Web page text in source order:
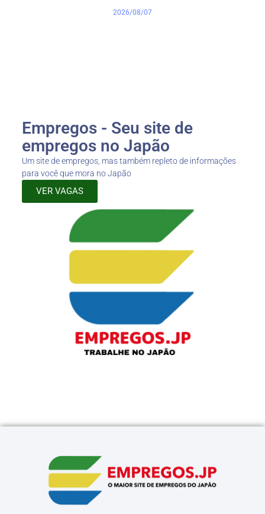
2026/08/07
Empregos - Seu site de
empregos no Japão
Um site de empregos, mas também repleto de informações
para você que mora no Japão
VER VAGAS